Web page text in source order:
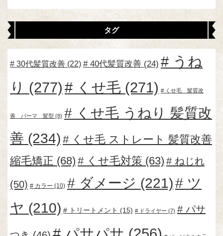
タグ
30代髪質改善 (22) 40代髪質改善 (24)
うね
り (277) くせ毛 (271) くせ毛 髪質改
善 パーマ 髪型 (8)
くせ毛 うねり 髪質改
善 (234)
くせ毛 ストレート 髪質改善
縮毛矯正 (68) くせ毛対策 (63) ねじれ
(50) カラー (10) ダメージ (221)
ツ
ヤ (210) トリートメント (15) ドライヤー (7) パサ